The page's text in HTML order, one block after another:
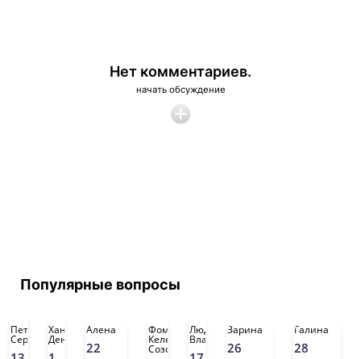
Нет комментариев.
начать обсуждение
Популярные вопросы
Петр
Сергеевич
Хана
Денисовна
Алена
22
Фомина
Келен
Созоновна
Людмила
Владимировна
Зарина
26
Галина
28